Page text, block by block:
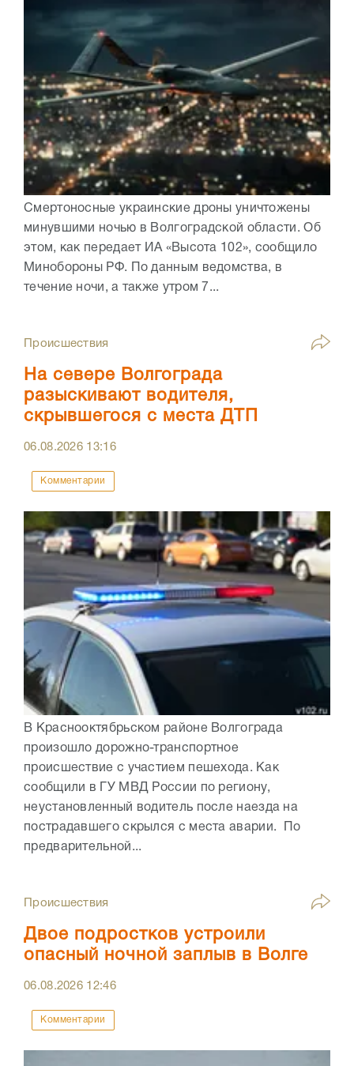
Смертоносные украинские дроны уничтожены
минувшими ночью в Волгоградской области. Об
этом, как передает ИА «Высота 102», сообщило
Минобороны РФ. По данным ведомства, в
течение ночи, а также утром 7...
Происшествия
На севере Волгограда
разыскивают водителя,
скрывшегося с места ДТП
06.08.2026 13:16
Комментарии
В Краснооктябрьском районе Волгограда
произошло дорожно-транспортное
происшествие с участием пешехода. Как
сообщили в ГУ МВД России по региону,
неустановленный водитель после наезда на
пострадавшего скрылся с места аварии. По
предварительной...
Происшествия
Двое подростков устроили
опасный ночной заплыв в Волге
06.08.2026 12:46
Комментарии